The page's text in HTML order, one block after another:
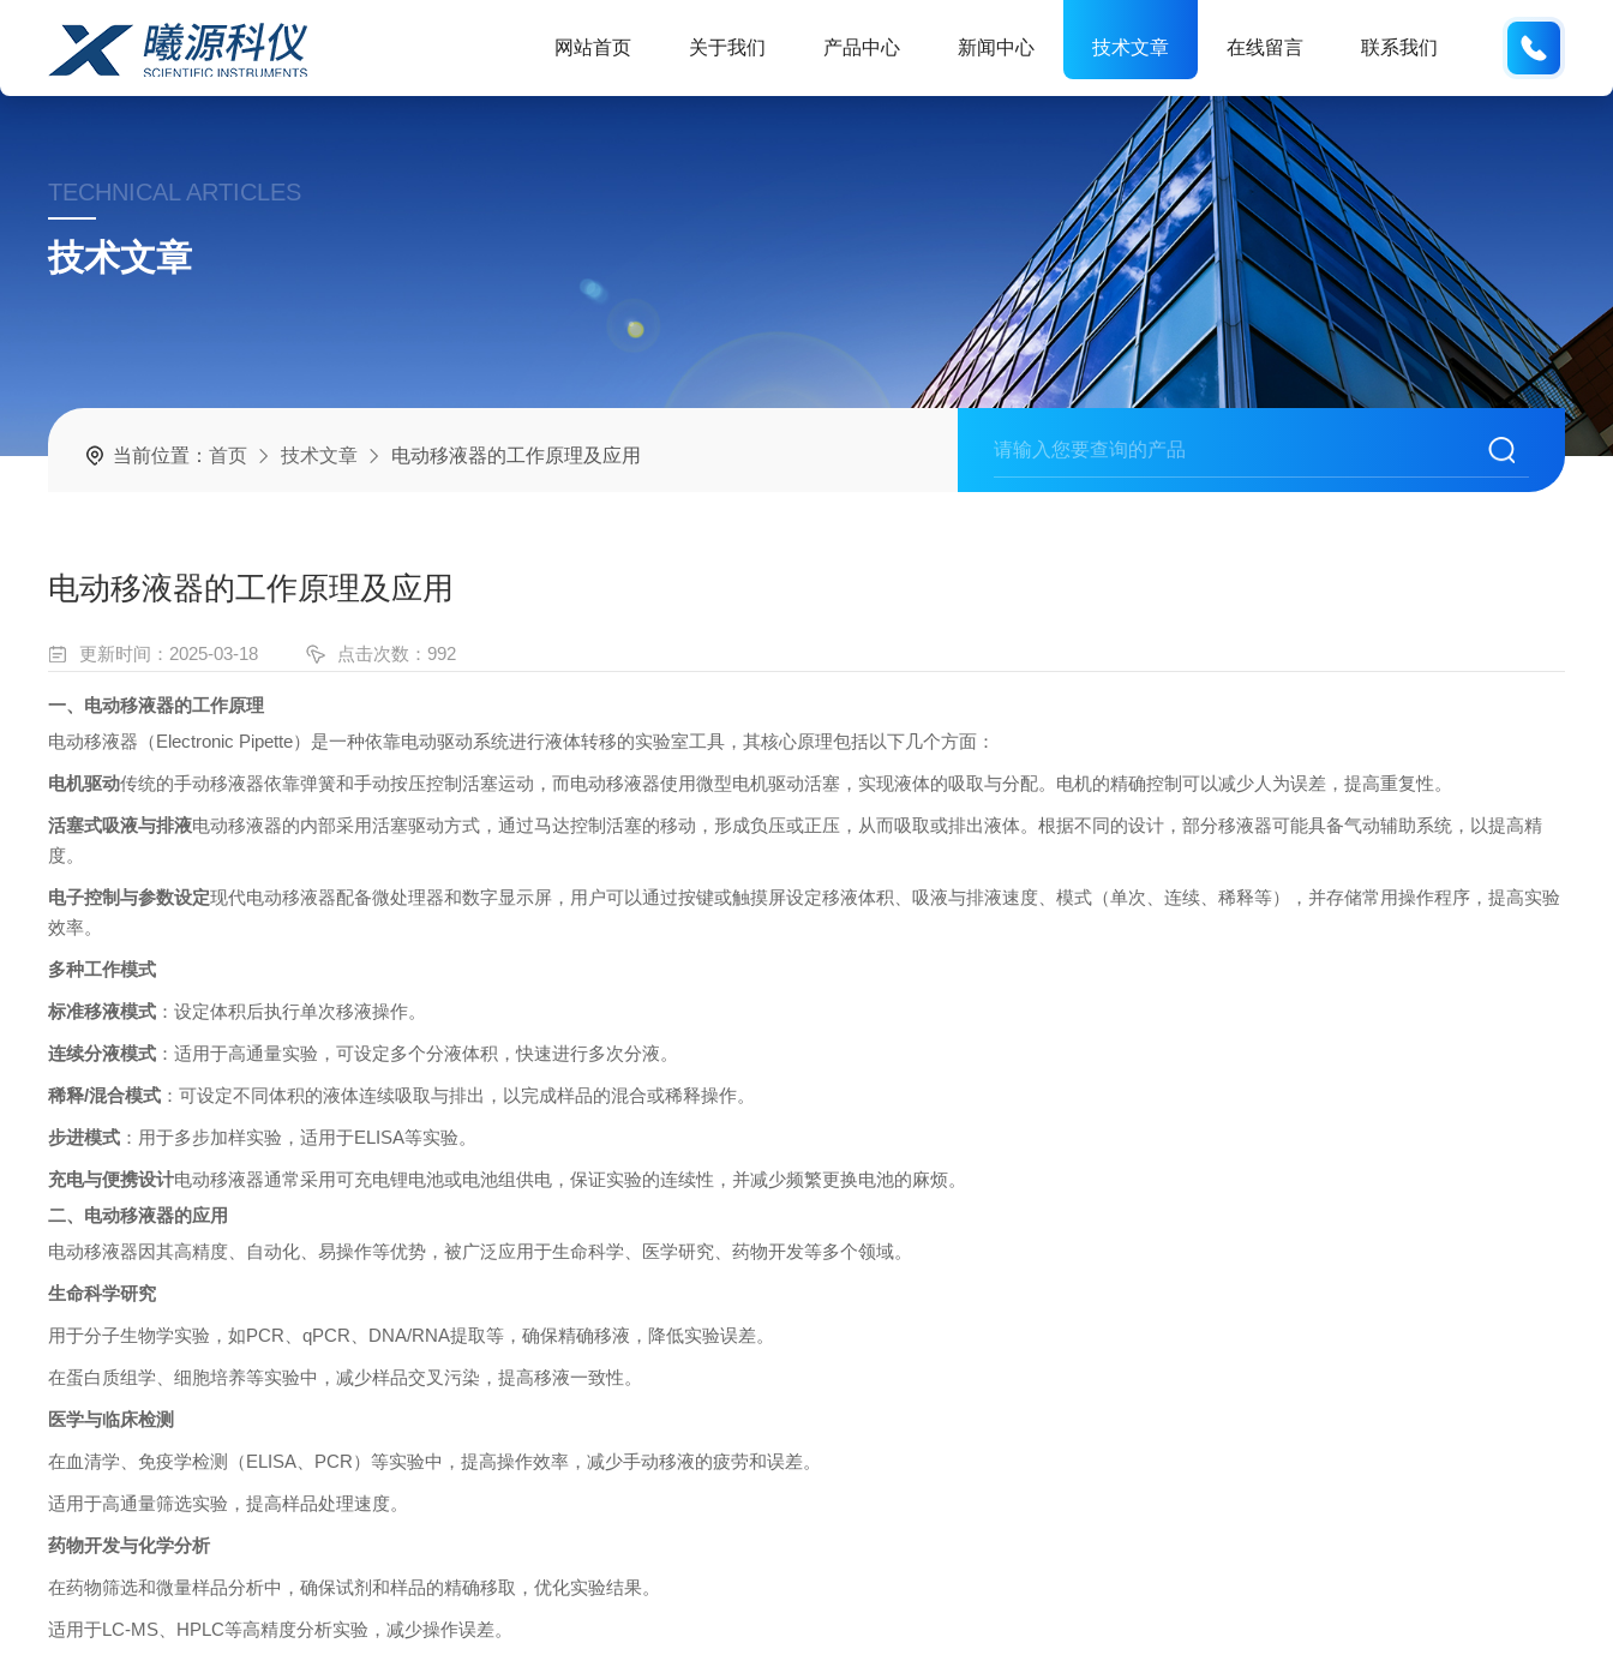
网站首页 关于我们 产品中心 新闻中心 技术文章 在线留言 联系我们
TECHNICAL ARTICLES
技术文章
当前位置：首页 技术文章 电动移液器的工作原理及应用
电动移液器的工作原理及应用
更新时间：2025-03-18 点击次数：992
一、电动移液器的工作原理
电动移液器（Electronic Pipette）是一种依靠电动驱动系统进行液体转移的实验室工具，其核心原理包括以下几个方面：
电机驱动传统的手动移液器依靠弹簧和手动按压控制活塞运动，而电动移液器使用微型电机驱动活塞，实现液体的吸取与分配。电机的精确控制可以减少人为误差，提高重复性。
活塞式吸液与排液电动移液器的内部采用活塞驱动方式，通过马达控制活塞的移动，形成负压或正压，从而吸取或排出液体。根据不同的设计，部分移液器可能具备气动辅助系统，以提高精
度。
电子控制与参数设定现代电动移液器配备微处理器和数字显示屏，用户可以通过按键或触摸屏设定移液体积、吸液与排液速度、模式（单次、连续、稀释等），并存储常用操作程序，提高实验
效率。
多种工作模式
标准移液模式 ：设定体积后执行单次移液操作。
连续分液模式 ：适用于高通量实验，可设定多个分液体积，快速进行多次分液。
稀释/混合模式 ：可设定不同体积的液体连续吸取与排出，以完成样品的混合或稀释操作。
步进模式 ：用于多步加样实验，适用于ELISA等实验。
充电与便携设计电动移液器通常采用可充电锂电池或电池组供电，保证实验的连续性，并减少频繁更换电池的麻烦。
二、电动移液器的应用
电动移液器因其高精度、自动化、易操作等优势，被广泛应用于生命科学、医学研究、药物开发等多个领域。
生命科学研究
用于分子生物学实验，如PCR、qPCR、DNA/RNA提取等，确保精确移液，降低实验误差。
在蛋白质组学、细胞培养等实验中，减少样品交叉污染，提高移液一致性。
医学与临床检测
在血清学、免疫学检测（ELISA、PCR）等实验中，提高操作效率，减少手动移液的疲劳和误差。
适用于高通量筛选实验，提高样品处理速度。
药物开发与化学分析
在药物筛选和微量样品分析中，确保试剂和样品的精确移取，优化实验结果。
适用于LC-MS、HPLC等高精度分析实验，减少操作误差。